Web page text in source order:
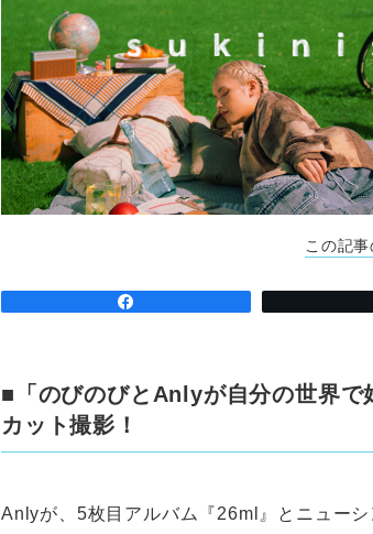
この記
■「のびのびとAnlyが自分の世界で
カット撮影！
Anlyが、5枚目アルバム『26ml』とニュー